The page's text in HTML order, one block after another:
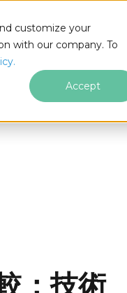
customize your
with our company. To
Accept
：技術